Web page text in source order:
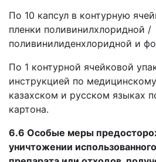
По 10 капсул в контурную
пленки поливинилхлоридной /
поливинилиденхлоридной и
По 1 контурной ячейковой
инструкцией по
казахском и русском языках
картона.
6.6 Особые меры
уничтожении